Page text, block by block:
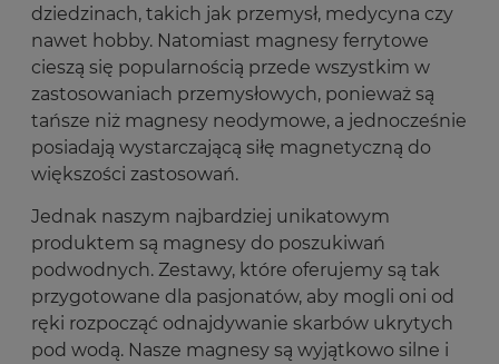
dziedzinach, takich jak przemysł, medycyna czy
nawet hobby. Natomiast magnesy ferrytowe
cieszą się popularnością przede wszystkim w
zastosowaniach przemysłowych, ponieważ są
tańsze niż magnesy neodymowe, a jednocześnie
posiadają wystarczającą siłę magnetyczną do
większości zastosowań.
Jednak naszym najbardziej unikatowym
produktem są magnesy do poszukiwań
podwodnych. Zestawy, które oferujemy są tak
przygotowane dla pasjonatów, aby mogli oni od
ręki rozpocząć odnajdywanie skarbów ukrytych
pod wodą. Nasze magnesy są wyjątkowo silne i